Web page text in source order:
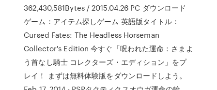
362,430,581Bytes / 2015.04.26 PC ダウンロード
ゲーム：アイテム探しゲーム 英語版タイトル：
Cursed Fates: The Headless Horseman
Collector's Edition 今すぐ「呪われた運命：さまよ
う首なし騎士 コレクターズ・エディション」をプ
レイ！ まずは無料体験版をダウンロードしよう。